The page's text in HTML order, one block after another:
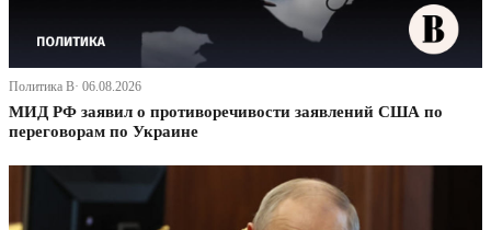
Политика В· 06.08.2026
МИД РФ заявил о противоречивости заявлений США по
переговорам по Украине